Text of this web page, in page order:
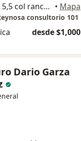
Tiburcio GarZa Zamora km 5,5 col rancho grande, Reynosa • Mapa
consultorio 101
desde $1,000
Dario Garza